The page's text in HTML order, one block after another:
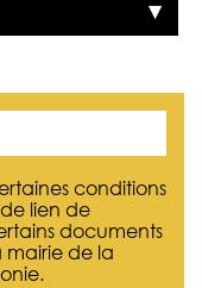
conditions
lien de
documents
mairie de la